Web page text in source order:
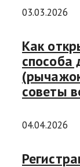
03.03.2026
Как
советы
04.04.2026